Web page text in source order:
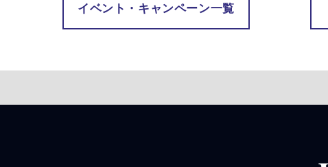
イベント・キャンペーン一覧